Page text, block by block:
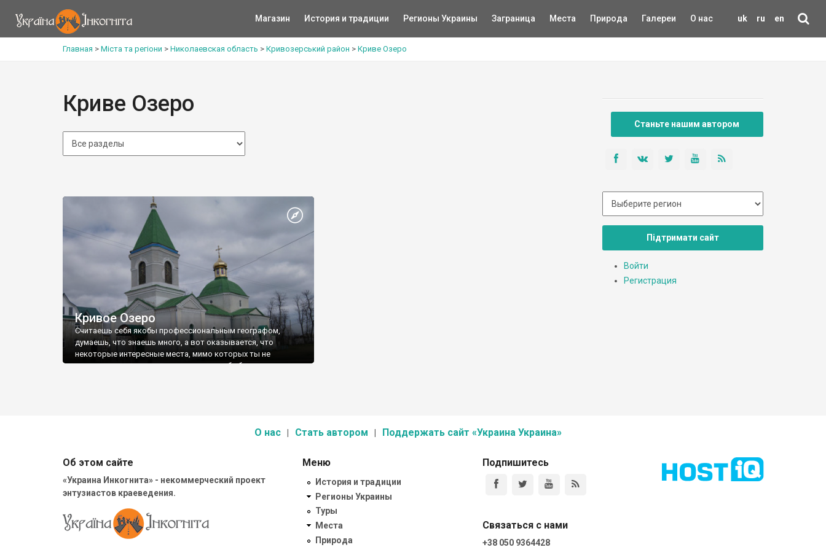
uk ru en
Магазин История и традиции Регионы Украины Заграница Места Природа Галереи О нас
Главная > Міста та регіони > Николаевская область > Кривозерський район > Криве Озеро
Криве Озеро
Кривое Озеро
Считаешь себя якобы профессиональным географом,
думаешь, что знаешь много, а вот оказывается, что
некоторые интересные места, мимо которых ты не
однократно проезжал, остаются для тебя белым пятно
Станьте нашим автором
Підтримати сайт
Войти
Регистрация
О нас Стать автором Поддержать сайт «Украина Украина»
Об этом сайте
«Украина Инкогнита» - некоммерческий проект
энтузиастов краеведения.
Меню
История и традиции
Регионы Украины
Туры
Места
Природа
Подпишитесь
Связаться с нами
+38 050 9364428